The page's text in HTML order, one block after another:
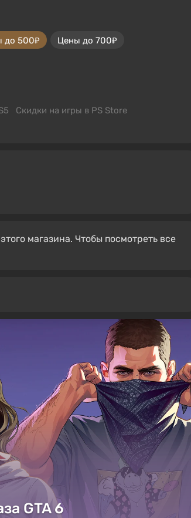
до 500₽
Цены до 700₽
Скидки на игры в PS Store
магазина. Чтобы посмотреть все
GTA 6